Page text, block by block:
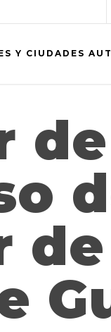
Y CIUDADES
de
de